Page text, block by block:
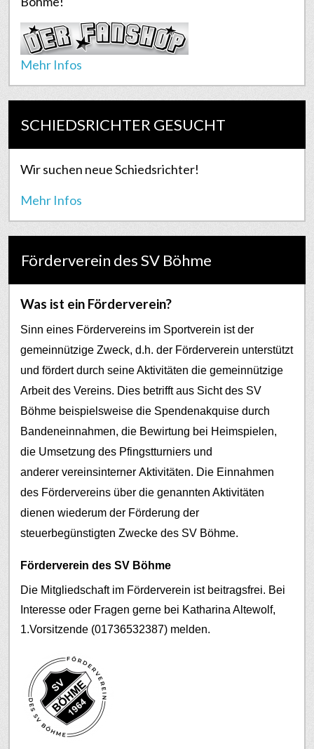
Mehr Infos
SCHIEDSRICHTER GESUCHT
Wir suchen neue Schiedsrichter!
Mehr Infos
Förderverein des SV Böhme
Was ist ein Förderverein?
Sinn eines Fördervereins im Sportverein ist der
gemeinnützige Zweck, d.h. der Förderverein unterstützt
und fördert durch seine Aktivitäten die gemeinnützige
Arbeit des Vereins. Dies betrifft aus Sicht des SV
Böhme beispielsweise die Spendenakquise durch
Bandeneinnahmen, die Bewirtung bei Heimspielen,
die Umsetzung des Pfingstturniers und
anderer vereinsinterner Aktivitäten. Die Einnahmen
des Fördervereins über die genannten Aktivitäten
dienen wiederum der Förderung der
steuerbegünstigten Zwecke des SV Böhme.
Förderverein des SV Böhme
Die Mitgliedschaft im Förderverein ist beitragsfrei. Bei
Interesse oder Fragen gerne bei Katharina Altewolf,
1.Vorsitzende (01736532387) melden.